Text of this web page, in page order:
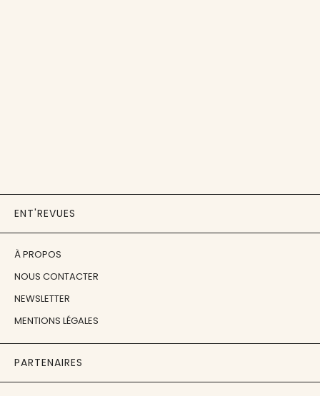
ENT'REVUES
À PROPOS
NOUS CONTACTER
NEWSLETTER
MENTIONS LÉGALES
PARTENAIRES